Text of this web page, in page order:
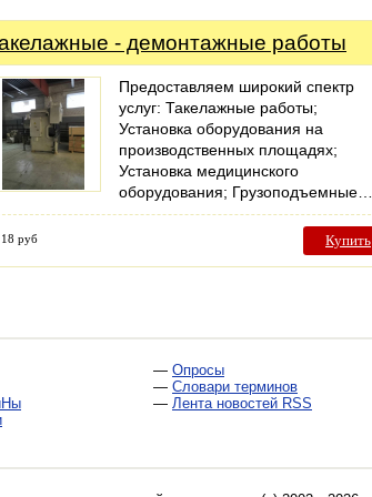
- демонтажные работы
Предоставляем широкий спектр
услуг: Такелажные работы;
Установка оборудования на
производственных площадях;
Установка медицинского
оборудования; Грузоподъемные…
руб Купить
— Опросы
— Словари терминов
— Лента новостей RSS